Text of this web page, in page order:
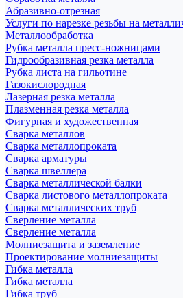
Абразивно-отрезная
Услуги по нарезке резьбы на
Металлообработка
Рубка металла пресс-ножницами
Гидрообразивная резка металла
Рубка листа на гильотине
Газокислородная
Лазерная резка металла
Плазменная резка металла
Фигурная и художественная
Сварка металлов
Сварка металлопроката
Сварка арматуры
Сварка швеллера
Сварка металлической балки
Сварка листового металлопроката
Сварка металлических труб
Сверление металла
Сверление металла
Молниезащита и заземление
Проектирование молниезащиты
Гибка металла
Гибка металла
Гибка труб